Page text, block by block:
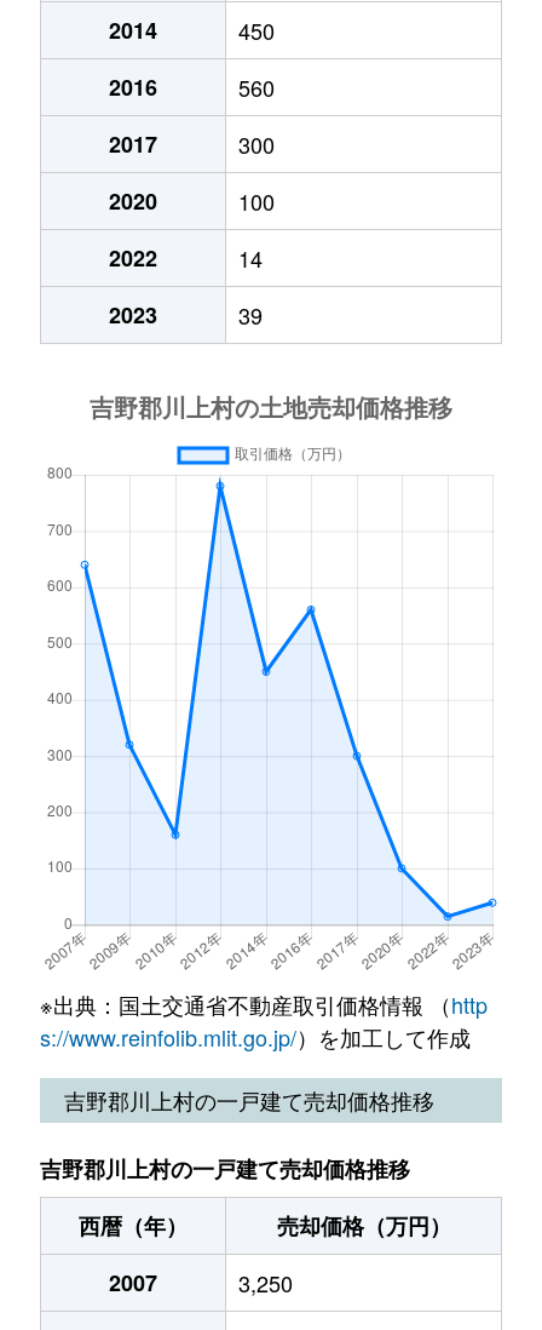
2014
450
2016
560
2017
300
2020
100
2022
14
2023
39
※出典：国土交通省不動産取引価格情報 （http
s://www.reinfolib.mlit.go.jp/）を加工して作成
吉野郡川上村の一戸建て売却価格推移
吉野郡川上村の一戸建て売却価格推移
西暦（年）
売却価格（万円）
2007
3,250